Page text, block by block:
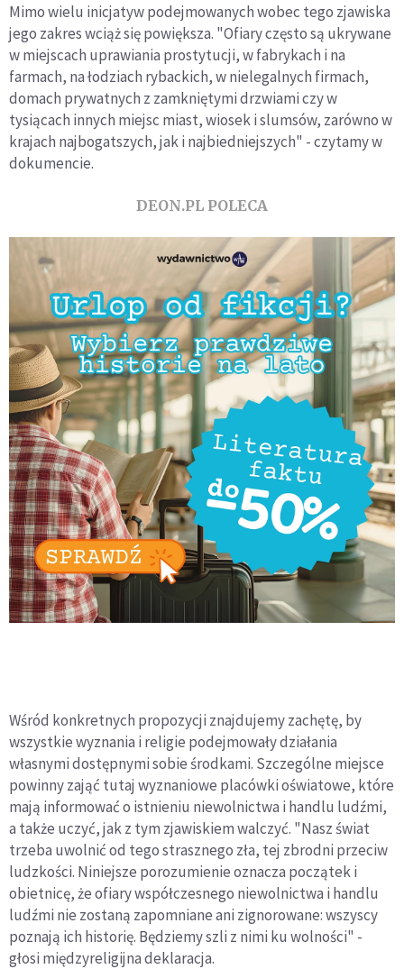
Mimo wielu inicjatyw podejmowanych wobec tego zjawiska
jego zakres wciąż się powiększa. "Ofiary często są ukrywane
w miejscach uprawiania prostytucji, w fabrykach i na
farmach, na łodziach rybackich, w nielegalnych firmach,
domach prywatnych z zamkniętymi drzwiami czy w
tysiącach innych miejsc miast, wiosek i slumsów, zarówno w
krajach najbogatszych, jak i najbiedniejszych" - czytamy w
dokumencie.
DEON.PL POLECA
Wśród konkretnych propozycji znajdujemy zachętę, by
wszystkie wyznania i religie podejmowały działania
własnymi dostępnymi sobie środkami. Szczególne miejsce
powinny zająć tutaj wyznaniowe placówki oświatowe, które
mają informować o istnieniu niewolnictwa i handlu ludźmi,
a także uczyć, jak z tym zjawiskiem walczyć. "Nasz świat
trzeba uwolnić od tego strasznego zła, tej zbrodni przeciw
ludzkości. Niniejsze porozumienie oznacza początek i
obietnicę, że ofiary współczesnego niewolnictwa i handlu
ludźmi nie zostaną zapomniane ani zignorowane: wszyscy
poznają ich historię. Będziemy szli z nimi ku wolności" -
głosi międzyreligijna deklaracja.